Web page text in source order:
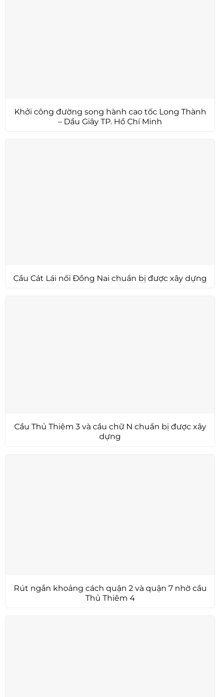
Khởi công đường song hành cao tốc Long Thành
– Dầu Giây TP. Hồ Chí Minh
Cầu Cát Lái nối Đồng Nai chuẩn bị được xây dựng
Cầu Thủ Thiêm 3 và cầu chữ N chuẩn bị được xây
dựng
Rút ngắn khoảng cách quận 2 và quận 7 nhờ cầu
Thủ Thiêm 4